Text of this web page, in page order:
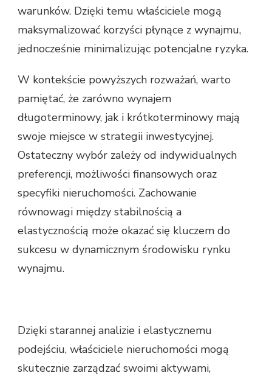
warunków. Dzięki temu właściciele mogą
maksymalizować korzyści płynące z wynajmu,
jednocześnie minimalizując potencjalne ryzyka.
W kontekście powyższych rozważań, warto
pamiętać, że zarówno wynajem
długoterminowy, jak i krótkoterminowy mają
swoje miejsce w strategii inwestycyjnej.
Ostateczny wybór zależy od indywidualnych
preferencji, możliwości finansowych oraz
specyfiki nieruchomości. Zachowanie
równowagi między stabilnością a
elastycznością może okazać się kluczem do
sukcesu w dynamicznym środowisku rynku
wynajmu.
Dzięki starannej analizie i elastycznemu
podejściu, właściciele nieruchomości mogą
skutecznie zarządzać swoimi aktywami,